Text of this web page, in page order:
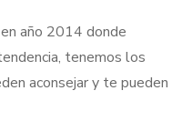
año 2014 donde
tenemos los
aconsejar y te pueden